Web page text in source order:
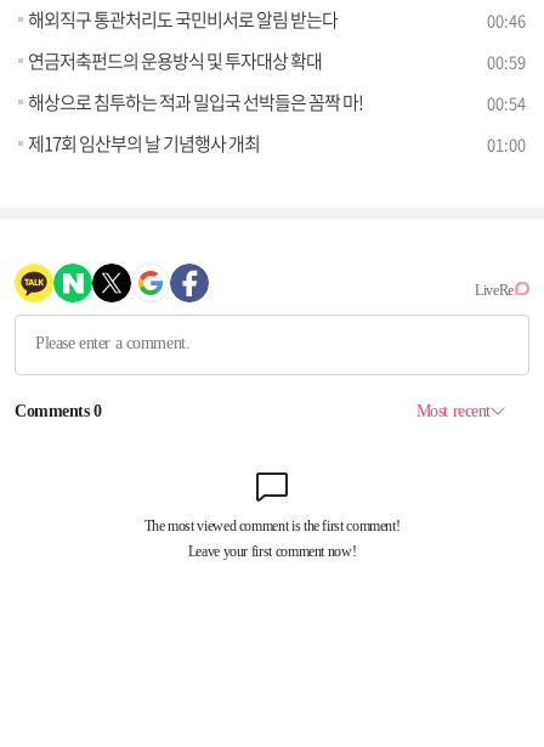
해외직구 통관처리도 국민비서로 알림 받는다 00:46
연금저축펀드의 운용방식 및 투자대상 확대 00:59
해상으로 침투하는 적과 밀입국 선박들은 꼼짝 마! 00:54
제17회 임산부의 날 기념행사 개최 01:00